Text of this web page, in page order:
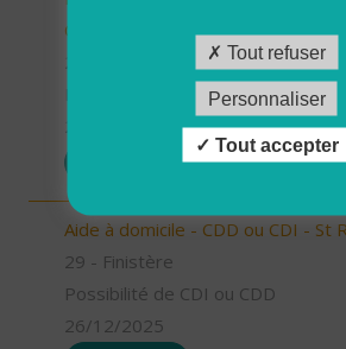
CDD ou CDI (H/F)
Possibilité de CDI ou CDD
Aide à domicile - CDD ou CDI - St
29 - Finistère
Possibilité de CDI ou CDD
26/12/2025
Tout refuser
Personnaliser
Tout accepter